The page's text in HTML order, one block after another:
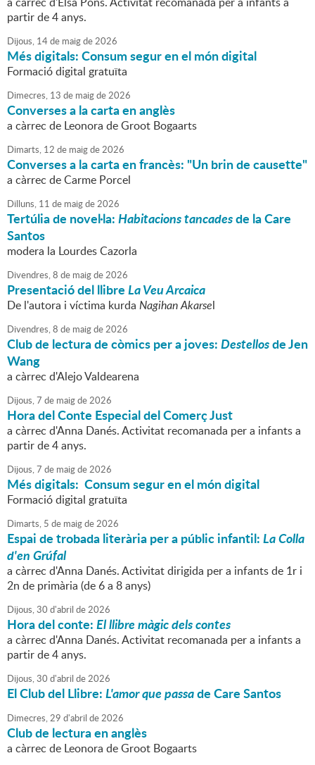
partir de 4 anys.
Dijous, 14de maigde2026
Més digitals: Consum segur en el món digital
Formació digital gratuïta
Dimecres, 13 de maigde2026
Converses a la carta en anglès
a càrrec de Leonora de Groot Bogaarts
Dimarts, 12 de maigde2026
Converses a la carta en francès: "Un brin de causette"
a càrrec de Carme Porcel
Dilluns, 11 de maigde2026
Tertúlia de novel·la:Habitacions tancadesde la Care
Santos
modera la Lourdes Cazorla
Divendres,8 de maigde2026
Presentació del llibreLa Veu Arcaica
De l'autora i víctima kurda Nagihan Akarsel
Divendres,8 de maigde2026
Club de lectura de còmics per a joves:Destellosde Jen
Wang
a càrrec d'Alejo Valdearena
Dijous,7 de maigde2026
Hora del Conte Especial del Comerç Just
a càrrec d'Anna Danés. Activitat recomanada per a infants a
partir de 4 anys.
Dijous,7 de maigde2026
Més digitals: Consum segur en el món digital
Formació digital gratuïta
Dimarts, 5 de maigde2026
Espai de trobada literària per a públic infantil:La Colla
d'en Grúfal
a càrrec d'Anna Danés. Activitat dirigida per a infants de 1r i
2n de primària (de 6 a 8 anys)
Dijous,30 d'abril de2026
Hora del conte:El llibre màgic dels contes
a càrrec d'Anna Danés. Activitat recomanada per a infants a
partir de 4 anys.
Dijous,30 d'abril de2026
El Club del Llibre:L'amor que passade Care Santos
Dimecres,29 d'abril de2026
Club de lectura en anglès
a càrrec de Leonora de Groot Bogaarts